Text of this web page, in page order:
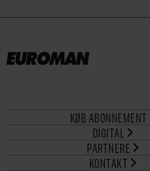
KØB ABONNEMENT
DIGITAL
PARTNERE
KONTAKT